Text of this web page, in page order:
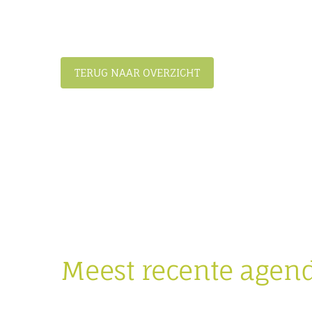
TERUG NAAR OVERZICHT
Meest recente